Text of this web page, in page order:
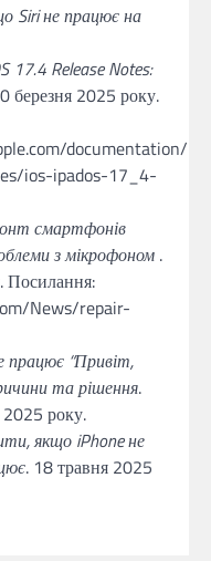
Siri не працює на
17.4 Release Notes:
березня 2025 року.
documentation/
ios-ipados-17_4-
смартфонів
з мікрофоном .
Посилання:
News/repair-
працює “Привіт,
та рішення.
року.
якщо iPhone не
. 18 травня 2025